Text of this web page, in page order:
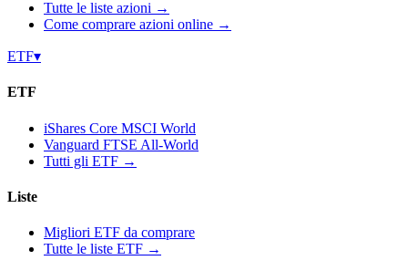
Tutte le liste azioni →
Come comprare azioni online →
ETF▾
ETF
iShares Core MSCI World
Vanguard FTSE All-World
Tutti gli ETF →
Liste
Migliori ETF da comprare
Tutte le liste ETF →